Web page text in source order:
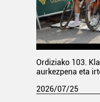
Ordiziako 103.
aurkezpena eta
2026/07/25